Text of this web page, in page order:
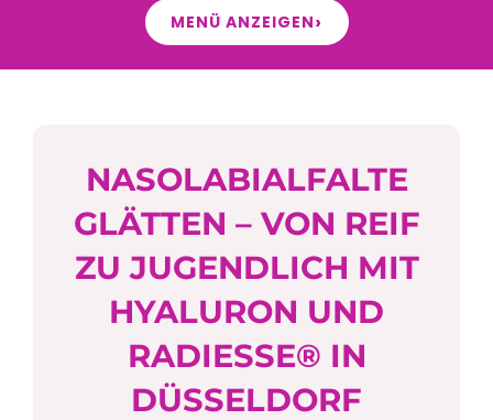
MENÜ ANZEIGEN›
NASOLABIALFALTE
GLÄTTEN – VON REIF
ZU JUGENDLICH MIT
HYALURON UND
RADIESSE® IN
DÜSSELDORF